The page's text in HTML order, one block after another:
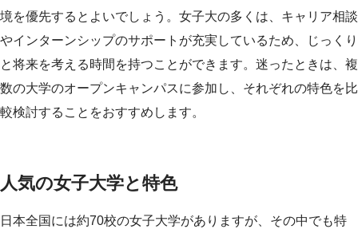
境を優先するとよいでしょう。女子大の多くは、キャリア相談
やインターンシップのサポートが充実しているため、じっくり
と将来を考える時間を持つことができます。迷ったときは、複
数の大学のオープンキャンパスに参加し、それぞれの特色を比
較検討することをおすすめします。
人気の女子大学と特色
日本全国には約70校の女子大学がありますが、その中でも特